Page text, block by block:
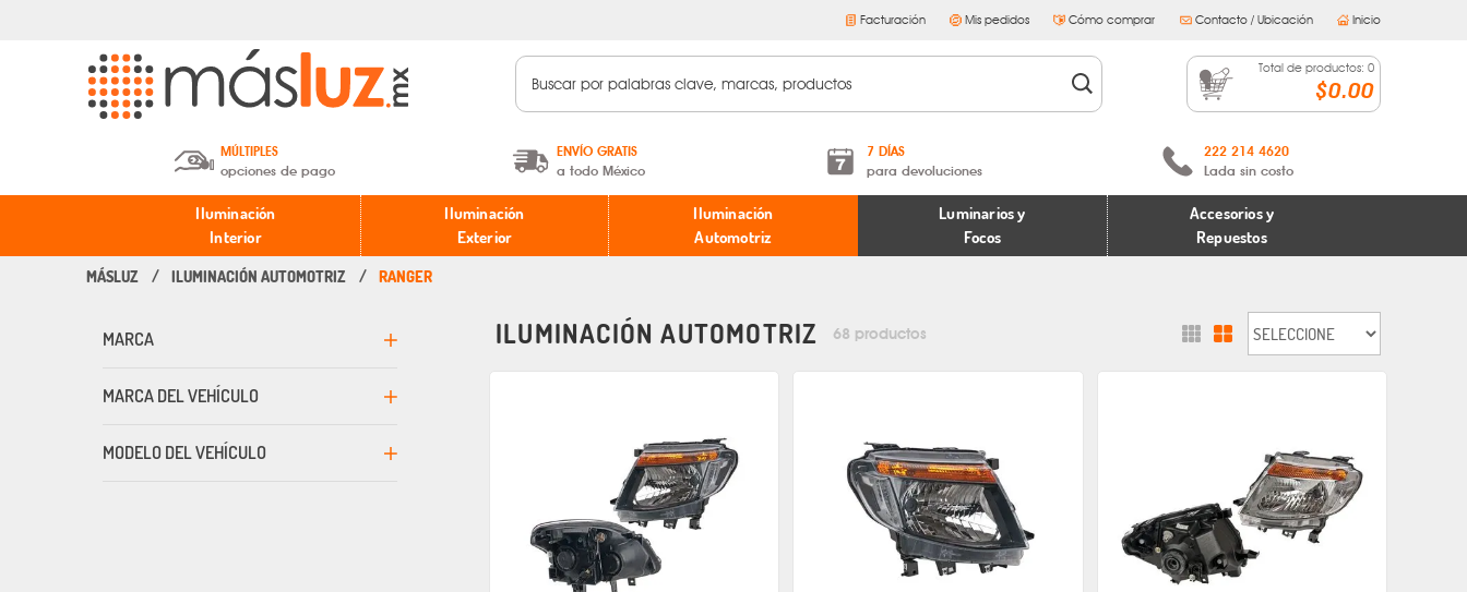
Facturación Mis pedidos Cómo comprar Contacto / Ubicación Inicio
Total de productos: 0
$0.00
MÚLTIPLES
opciones de pago
Depósito en efectivo o Cheque y
Transferencia.
ENVÍO GRATIS
a todo México
A partir de $599 MXN.
* Aplican restricciones
7 DÍAS
para devoluciones
Términos y condiciones
Políticas de devoluciones
222 214 4620
Lada sin costo
Iluminación
Interior
Iluminación
Exterior
Iluminación
Automotriz
Luminarios y
Focos
Accesorios y
Repuestos
ILUMINACIÓN AUTOMOTRIZ RANGER
MARCA
MARCA DEL VEHÍCULO
MODELO DEL VEHÍCULO
ILUMINACIÓN AUTOMOTRIZ 68 productos